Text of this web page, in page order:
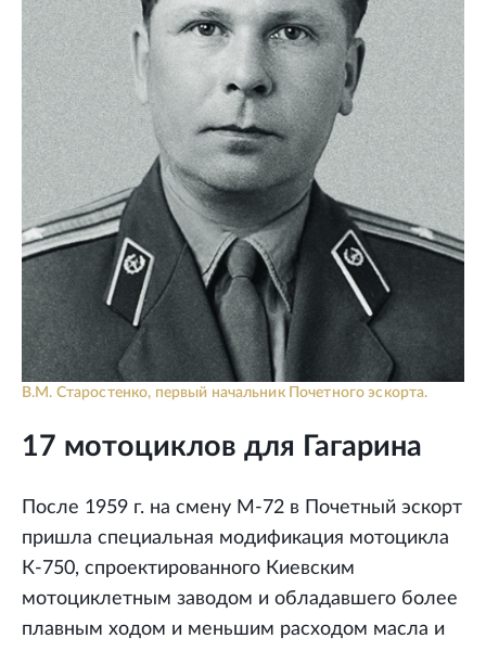
В.М. Старостенко, первый начальник Почетного эскорта.
17 мотоциклов для Гагарина
После 1959 г. на смену М-72 в Почетный эскорт
пришла специальная модификация мотоцикла
К-750, спроектированного Киевским
мотоциклетным заводом и обладавшего более
плавным ходом и меньшим расходом масла и